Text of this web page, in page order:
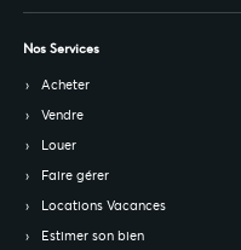
Nos Services
Acheter
Vendre
Louer
Faire gérer
Locations Vacances
Estimer son bien